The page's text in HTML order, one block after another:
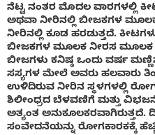
ನೆಟ್ಟ ನಂತರ ಮೊದಲ ವಾರಗಳಲ್ಲಿ
ಅಥವಾ ನೀರಿನಲ್ಲಿ ಬೀಜಕಗಳ ಮೂಲಕ
ನೀರಿನಲ್ಲಿ ಕೂಡ ಹರಡುತ್ತದೆ.
ಬೀಜಕಗಳ ಮೂಲಕ ನೀರಸ ಮೂಲಕ
ಬೀಜಗಳು ಕನಿಷ್ಠ ಒಂದು ವರ್ಷ
ಸಸ್ಯಗಳ ಮೇಲೆ ಅವರು ಹಲವಾರು
ಉಳಿದಿರುವ ನೀರಿನ ಸ್ಥಳಗಳಲ್ಲಿ
ಶಿಲೀಂಧ್ರದ ಬೆಳವಣಿಗೆ ಮತ್ತು
ಅತ್ಯಂತ ಅನುಕೂಲಕರವಾಗಿರುತ್ತದೆ.
ಸಂವೇದನೆಯನ್ನು ರೋಗಕಾರಕಕ್ಕೆ